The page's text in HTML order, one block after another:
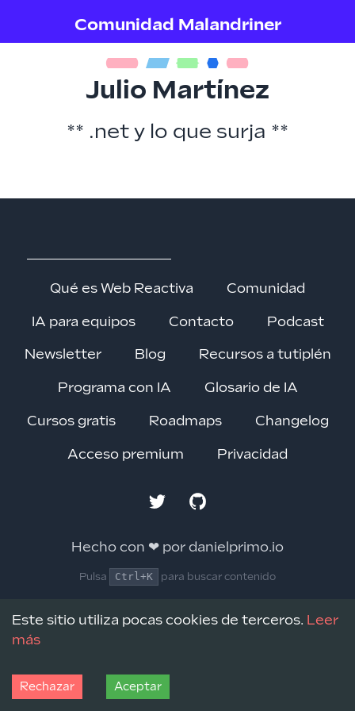
Comunidad Malandriner
Este sitio utiliza pocas cookies de terceros. Leer
más
Rechazar Aceptar
Julio Martínez
** .net y lo que surja **
Qué es Web Reactiva Comunidad
IA para equipos Contacto Podcast
Newsletter Blog Recursos a tutiplén
Programa con IA Glosario de IA
Cursos gratis Roadmaps Changelog
Acceso premium Privacidad
TwitterGitHub
Hecho con ❤ por danielprimo.io
Pulsa Ctrl+K para buscar contenido